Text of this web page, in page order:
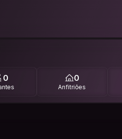
0 0
Anfitriões